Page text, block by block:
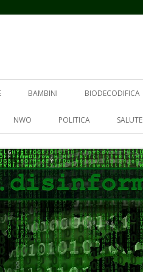
BAMBINI BIODECODIFICA
NWO POLITICA SALUTE